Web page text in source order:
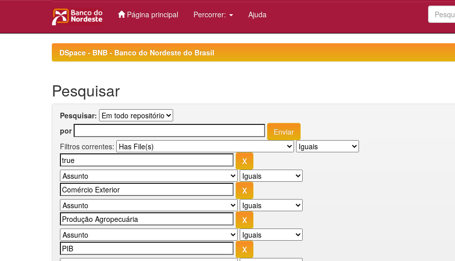
Página principal Percorrer: Ajuda
DSpace - BNB - Banco do Nordeste do Brasil
Pesquisar
Pesquisar:
por
Filtros correntes: